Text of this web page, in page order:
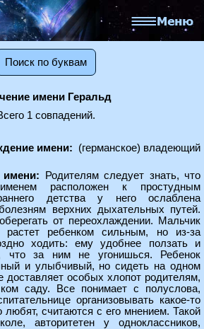
Поиск по буквам
имени Геральд
1 совпадений.
имени: (германское) владеющий
имени:
Родителям следует знать, что
расположен к простудным
детства у него ослаблена
верхних дыхательных путей.
от переохлаждении. Мальчик
растет ребенком сильным, но из-за
ходить: ему удобнее ползать и
что за ним не угонишься. Ребенок
и улыбчивый, но сидеть на одном
доставляет особых хлопот родителям,
саду. Все понимает с полуслова,
организовывать какое-то
любят, считаются с его мнением. Такой
авторитетен у одноклассников,